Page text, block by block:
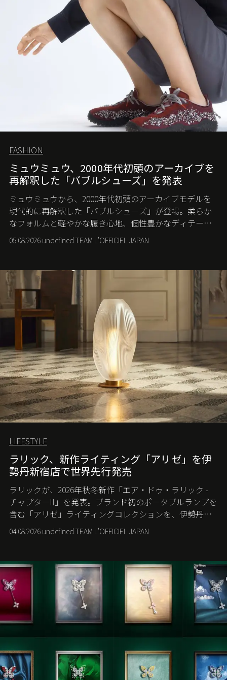
FASHION
ミュウミュウ、2000年代初頭のアーカイブを
再解釈した「バブルシューズ」を発表
ミュウミュウから、2000年代初頭のアーカイブモデルを
現代的に再解釈した「バブルシューズ」が登場。柔らか
なフォルムと軽やかな履き心地、個性豊かなディテール
が、スポーツウェアの美学に新たな表情を添える。
05.08.2026 undefined TEAM L'OFFICIEL JAPAN
LIFESTYLE
ラリック、新作ライティング「アリゼ」を伊
勢丹新宿店で世界先行発売
ラリックが、2026年秋冬新作「エア・ドゥ・ラリック -
チャプターII」を発表。ブランド初のポータブルランプを
含む「アリゼ」ライティングコレクションを、伊勢丹新
宿店の期間限定ポップアップで世界に先駆けて発売す
る。
04.08.2026 undefined TEAM L'OFFICIEL JAPAN